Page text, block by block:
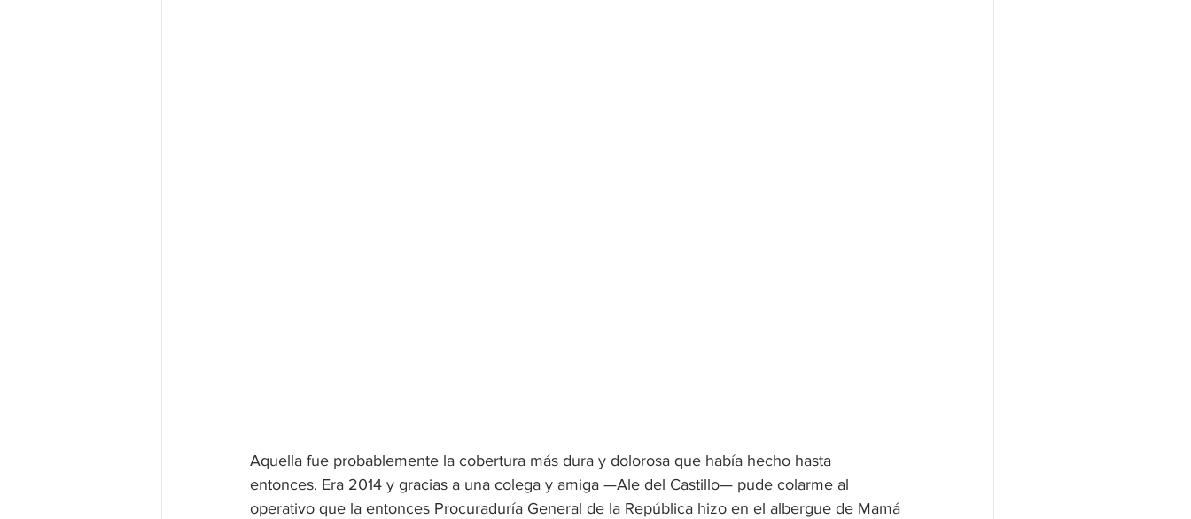
Aquella fue probablemente la cobertura más dura y dolorosa que había hecho hasta
entonces. Era 2014 y gracias a una colega y amiga —Ale del Castillo— pude colarme al
operativo que la entonces Procuraduría General de la República hizo en el albergue de Mamá